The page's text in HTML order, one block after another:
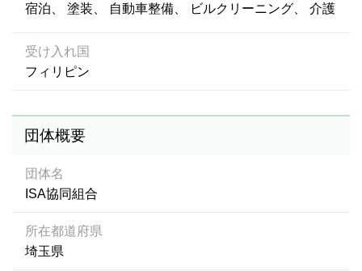
宿泊 塗装 自動車整備 ビルクリーニング 介護
受け入れ国
フィリピン
団体概要
団体名
ISA協同組合
所在都道府県
埼玉県